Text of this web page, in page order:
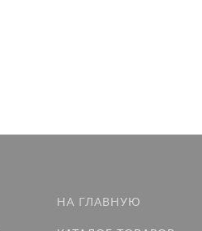
НА ГЛАВНУЮ